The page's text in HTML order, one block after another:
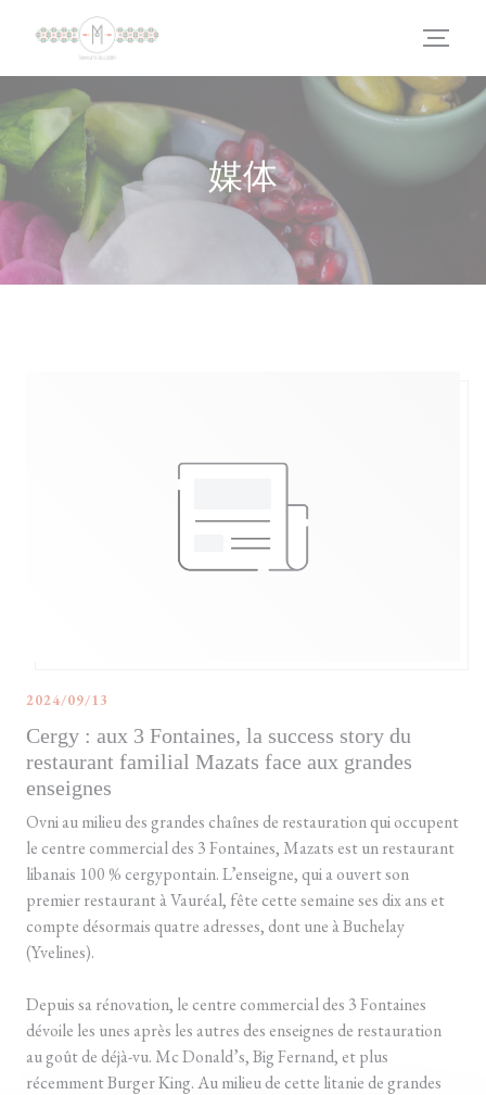
Cookie管理面板
媒体
Cergy : aux 3 Fontaines, la success story du
restaurant familial Mazats face aux grandes
enseignes
2024/09/13
Ovni au milieu des grandes chaînes de restauration qui occupent
le centre commercial des 3 Fontaines, Mazats est un restaurant
libanais 100 % cergypontain. L’enseigne, qui a ouvert son
premier restaurant à Vauréal, fête cette semaine ses dix ans et
compte désormais quatre adresses, dont une à Buchelay
(Yvelines).
Depuis sa rénovation, le centre commercial des 3 Fontaines
dévoile les unes après les autres des enseignes de restauration
au goût de déjà-vu. Mc Donald’s, Big Fernand, et plus
récemment Burger King. Au milieu de cette litanie de grandes